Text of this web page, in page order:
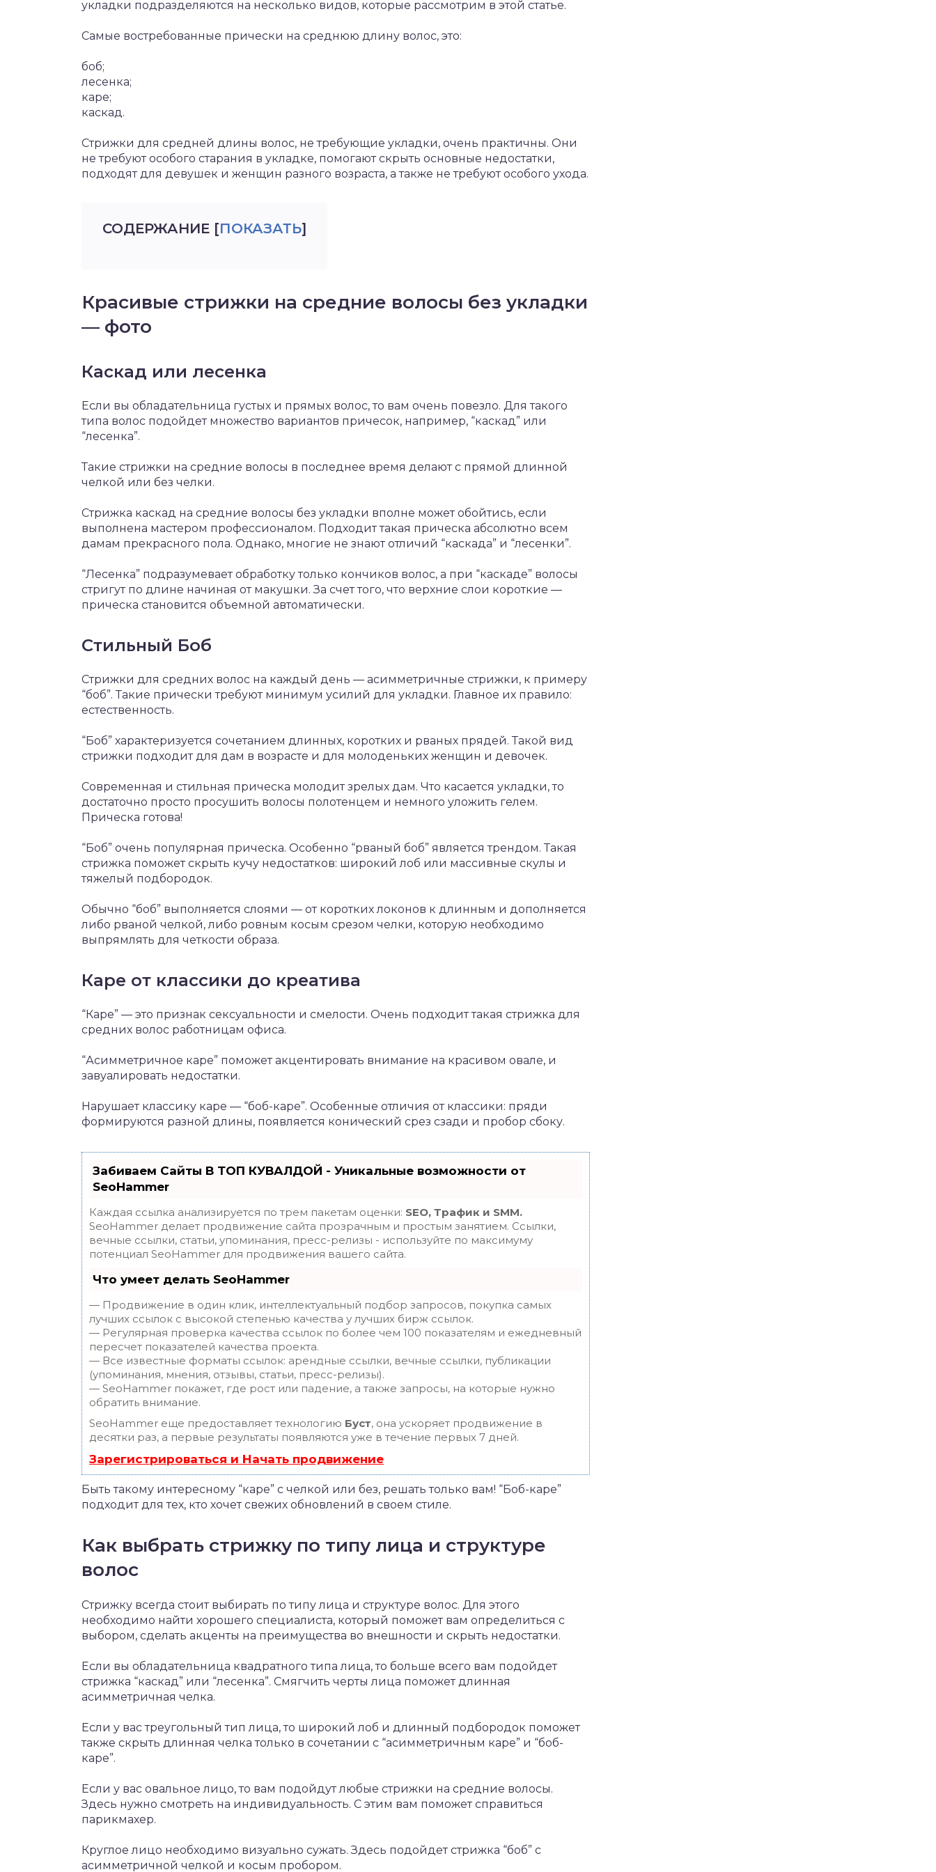
укладки подразделяются на несколько видов, которые рассмотрим в этой статье.
Самые востребованные прически на среднюю длину волос, это:
боб;
лесенка;
каре;
каскад.
Стрижки для средней длины волос, не требующие укладки, очень практичны. Они
не требуют особого старания в укладке, помогают скрыть основные недостатки,
подходят для девушек и женщин разного возраста, а также не требуют особого ухода.
СОДЕРЖАНИЕ [ПОКАЗАТЬ]
Красивые стрижки на средние волосы без укладки
— фото
Каскад или лесенка
Если вы обладательница густых и прямых волос, то вам очень повезло. Для такого
типа волос подойдет множество вариантов причесок, например, “каскад” или
“лесенка”.
Такие стрижки на средние волосы в последнее время делают с прямой длинной
челкой или без челки.
Стрижка каскад на средние волосы без укладки вполне может обойтись, если
выполнена мастером профессионалом. Подходит такая прическа абсолютно всем
дамам прекрасного пола. Однако, многие не знают отличий “каскада” и “лесенки”.
“Лесенка” подразумевает обработку только кончиков волос, а при “каскаде” волосы
стригут по длине начиная от макушки. За счет того, что верхние слои короткие —
прическа становится объемной автоматически.
Стильный Боб
Стрижки для средних волос на каждый день — асимметричные стрижки, к примеру
“боб”. Такие прически требуют минимум усилий для укладки. Главное их правило:
естественность.
“Боб” характеризуется сочетанием длинных, коротких и рваных прядей. Такой вид
стрижки подходит для дам в возрасте и для молоденьких женщин и девочек.
Современная и стильная прическа молодит зрелых дам. Что касается укладки, то
достаточно просто просушить волосы полотенцем и немного уложить гелем.
Прическа готова!
“Боб” очень популярная прическа. Особенно “рваный боб” является трендом. Такая
стрижка поможет скрыть кучу недостатков: широкий лоб или массивные скулы и
тяжелый подбородок.
Обычно “боб” выполняется слоями — от коротких локонов к длинным и дополняется
либо рваной челкой, либо ровным косым срезом челки, которую необходимо
выпрямлять для четкости образа.
Каре от классики до креатива
“Каре” — это признак сексуальности и смелости. Очень подходит такая стрижка для
средних волос работницам офиса.
“Асимметричное каре” поможет акцентировать внимание на красивом овале, и
завуалировать недостатки.
Нарушает классику каре — “боб-каре”. Особенные отличия от классики: пряди
формируются разной длины, появляется конический срез сзади и пробор сбоку.
Забиваем Сайты В ТОП КУВАЛДОЙ - Уникальные возможности от
SeoHammer
Каждая ссылка анализируется по трем пакетам оценки: SEO, Трафик и SMM.
SeoHammer делает продвижение сайта прозрачным и простым занятием. Ссылки,
вечные ссылки, статьи, упоминания, пресс-релизы - используйте по максимуму
потенциал SeoHammer для продвижения вашего сайта.
Что умеет делать SeoHammer
— Продвижение в один клик, интеллектуальный подбор запросов, покупка самых
лучших ссылок с высокой степенью качества у лучших бирж ссылок.
— Регулярная проверка качества ссылок по более чем 100 показателям и ежедневный
пересчет показателей качества проекта.
— Все известные форматы ссылок: арендные ссылки, вечные ссылки, публикации
(упоминания, мнения, отзывы, статьи, пресс-релизы).
— SeoHammer покажет, где рост или падение, а также запросы, на которые нужно
обратить внимание.
SeoHammer еще предоставляет технологию Буст, она ускоряет продвижение в
десятки раз, а первые результаты появляются уже в течение первых 7 дней.
Зарегистрироваться и Начать продвижение
Быть такому интересному “каре” с челкой или без, решать только вам! “Боб-каре”
подходит для тех, кто хочет свежих обновлений в своем стиле.
Как выбрать стрижку по типу лица и структуре
волос
Стрижку всегда стоит выбирать по типу лица и структуре волос. Для этого
необходимо найти хорошего специалиста, который поможет вам определиться с
выбором, сделать акценты на преимущества во внешности и скрыть недостатки.
Если вы обладательница квадратного типа лица, то больше всего вам подойдет
стрижка “каскад” или “лесенка”. Смягчить черты лица поможет длинная
асимметричная челка.
Если у вас треугольный тип лица, то широкий лоб и длинный подбородок поможет
также скрыть длинная челка только в сочетании с “асимметричным каре” и “боб-
каре”.
Если у вас овальное лицо, то вам подойдут любые стрижки на средние волосы.
Здесь нужно смотреть на индивидуальность. С этим вам поможет справиться
парикмахер.
Круглое лицо необходимо визуально сужать. Здесь подойдет стрижка “боб” с
асимметричной челкой и косым пробором.